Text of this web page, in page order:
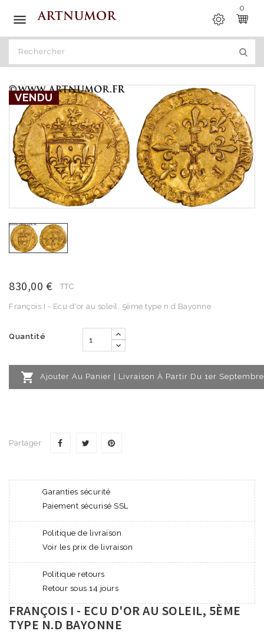

0
VENDU
830,00 € TTC
François I - Ecu d'or au soleil, 5ème type n.d Bayonne
Quantité
 Ajouter Au Panier | Livraison À Partir Du 1er Septembre
Partager
Garanties sécurité
Paiement sécurisé SSL
Politique de livraison
Voir les prix de livraison
Politique retours
Retour sous 14 jours
FRANÇOIS I - ECU D'OR AU SOLEIL, 5ÈME
TYPE N.D BAYONNE